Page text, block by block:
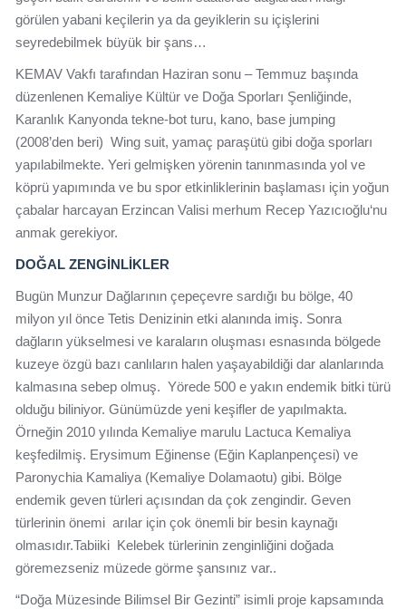
görülen yabani keçilerin ya da geyiklerin su içişlerini
seyredebilmek büyük bir şans…
KEMAV Vakfı tarafından Haziran sonu – Temmuz başında
düzenlenen Kemaliye Kültür ve Doğa Sporları Şenliğinde,
Karanlık Kanyonda tekne-bot turu, kano, base jumping
(2008’den beri) Wing suit, yamaç paraşütü gibi doğa sporları
yapılabilmekte. Yeri gelmişken yörenin tanınmasında yol ve
köprü yapımında ve bu spor etkinliklerinin başlaması için yoğun
çabalar harcayan Erzincan Valisi merhum Recep Yazıcıoğlu‘nu
anmak gerekiyor.
DOĞAL ZENGİNLİKLER
Bugün Munzur Dağlarının çepeçevre sardığı bu bölge, 40
milyon yıl önce Tetis Denizinin etki alanında imiş. Sonra
dağların yükselmesi ve karaların oluşması esnasında bölgede
kuzeye özgü bazı canlıların halen yaşayabildiği dar alanlarında
kalmasına sebep olmuş. Yörede 500 e yakın endemik bitki türü
olduğu biliniyor. Günümüzde yeni keşifler de yapılmakta.
Örneğin 2010 yılında Kemaliye marulu Lactuca Kemaliya
keşfedilmiş. Erysimum Eğinense (Eğin Kaplanpençesi) ve
Paronychia Kamaliya (Kemaliye Dolamaotu) gibi. Bölge
endemik geven türleri açısından da çok zengindir. Geven
türlerinin önemi arılar için çok önemli bir besin kaynağı
olmasıdır.Tabiiki Kelebek türlerinin zenginliğini doğada
göremezseniz müzede görme şansınız var..
“Doğa Müzesinde Bilimsel Bir Gezinti” isimli proje kapsamında